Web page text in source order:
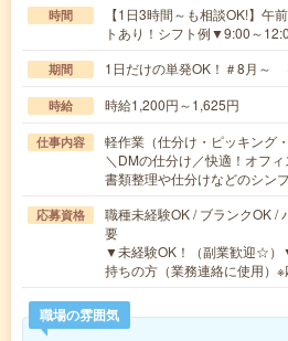
時間
【1日3時間～も相談OK!】午
トあり！シフト例▼9:00～
期間 1日だけの単発OK！＃8月～
時給 時給1,200円～1,625円
仕事内容
軽作業（仕分け・ピッキング
＼DMの仕分け／快適！オフ
書類整理や仕分けなどのシン
応募資格
職種未経験OK / ブランクOK /
要
▼未経験OK！（副業歓迎☆
持ちの方（業務連絡に使用）
職場の雰囲気